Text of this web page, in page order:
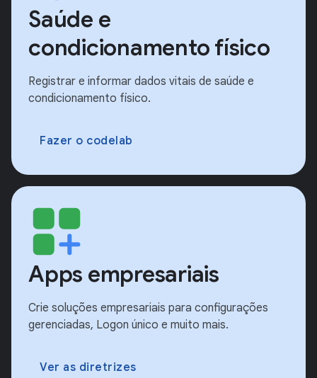
Saúde e
condicionamento físico
Registrar e informar dados vitais de saúde e
condicionamento físico.
Fazer o codelab
Apps empresariais
Crie soluções empresariais para configurações
gerenciadas, Logon único e muito mais.
Ver as diretrizes